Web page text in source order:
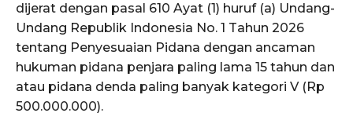
dijerat dengan pasal 610 Ayat (1) huruf (a) Undang-
Undang Republik Indonesia No. 1 Tahun 2026
tentang Penyesuaian Pidana dengan ancaman
hukuman pidana penjara paling lama 15 tahun dan
atau pidana denda paling banyak kategori V (Rp
500.000.000).